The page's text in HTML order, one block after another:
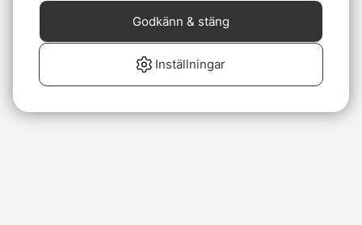
Inställningar
Godkänn & stäng